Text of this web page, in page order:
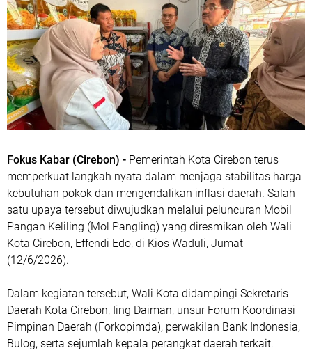
Fokus Kabar (Cirebon) - Pemerintah Kota Cirebon terus
memperkuat langkah nyata dalam menjaga stabilitas harga
kebutuhan pokok dan mengendalikan inflasi daerah. Salah
satu upaya tersebut diwujudkan melalui peluncuran Mobil
Pangan Keliling (Mol Pangling) yang diresmikan oleh Wali
Kota Cirebon, Effendi Edo, di Kios Waduli, Jumat
(12/6/2026).
Dalam kegiatan tersebut, Wali Kota didampingi Sekretaris
Daerah Kota Cirebon, Iing Daiman, unsur Forum Koordinasi
Pimpinan Daerah (Forkopimda), perwakilan Bank Indonesia,
Bulog, serta sejumlah kepala perangkat daerah terkait.